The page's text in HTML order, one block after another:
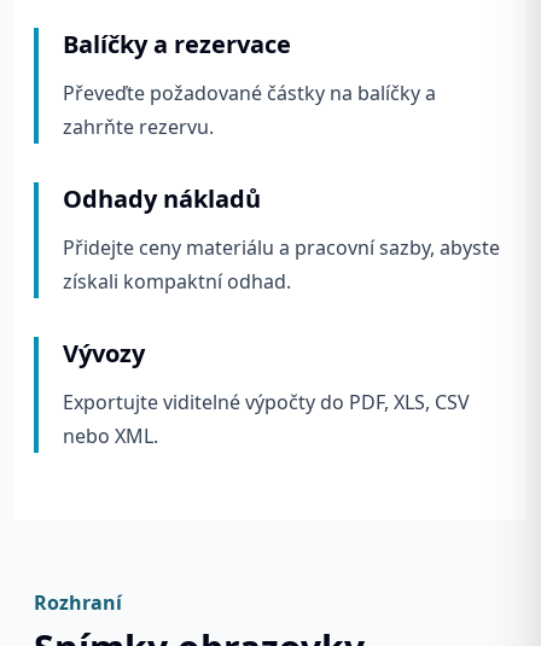
Balíčky a rezervace
Převeďte požadované částky na balíčky a
zahrňte rezervu.
Odhady nákladů
Přidejte ceny materiálu a pracovní sazby, abyste
získali kompaktní odhad.
Vývozy
Exportujte viditelné výpočty do PDF, XLS, CSV
nebo XML.
Rozhraní